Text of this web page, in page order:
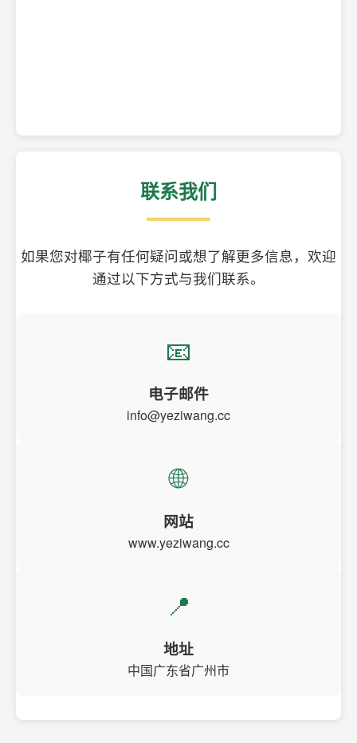
联系我们
如果您对椰子有任何疑问或想了解更多信息，欢迎
通过以下方式与我们联系。
📧
电子邮件
info@yeziwang.cc
🌐
网站
www.yeziwang.cc
📍
地址
中国广东省广州市